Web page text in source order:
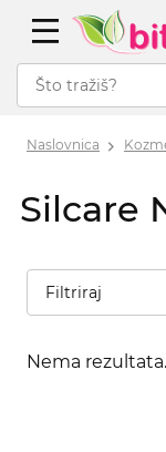
Naslovnica
Silcare
Filtriraj
Nema rezultata.